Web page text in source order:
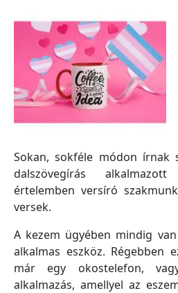
Sokan, sokféle módon írnak
dalszövegírás
értelemben versíró
versek.
A kezem ügyében mindig
alkalmas eszköz. Régebben
már egy okostelefon,
alkalmazás, amellyel az